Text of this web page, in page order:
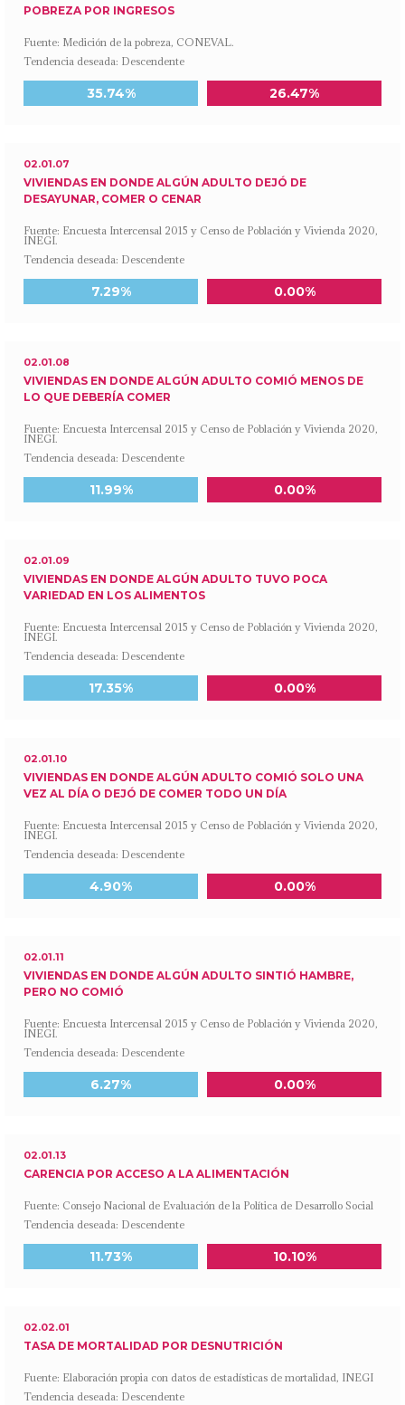
POBREZA POR INGRESOS
Fuente: Medición de la pobreza, CONEVAL.
Tendencia deseada: Descendente
35.74% Meta a 2030
26.47%
02.01.07
VIVIENDAS EN DONDE ALGÚN ADULTO DEJÓ DE
DESAYUNAR, COMER O CENAR
Fuente: Encuesta Intercensal 2015 y Censo de Población y Vivienda 2020,
INEGI.
Tendencia deseada: Descendente
7.29% Meta a 2030
0.00%
02.01.08
VIVIENDAS EN DONDE ALGÚN ADULTO COMIÓ MENOS DE
LO QUE DEBERÍA COMER
Fuente: Encuesta Intercensal 2015 y Censo de Población y Vivienda 2020,
INEGI.
Tendencia deseada: Descendente
11.99% Meta a 2030
0.00%
02.01.09
VIVIENDAS EN DONDE ALGÚN ADULTO TUVO POCA
VARIEDAD EN LOS ALIMENTOS
Fuente: Encuesta Intercensal 2015 y Censo de Población y Vivienda 2020,
INEGI.
Tendencia deseada: Descendente
17.35% Meta a 2030
0.00%
02.01.10
VIVIENDAS EN DONDE ALGÚN ADULTO COMIÓ SOLO UNA
VEZ AL DÍA O DEJÓ DE COMER TODO UN DÍA
Fuente: Encuesta Intercensal 2015 y Censo de Población y Vivienda 2020,
INEGI.
Tendencia deseada: Descendente
4.90% Meta a 2030
0.00%
02.01.11
VIVIENDAS EN DONDE ALGÚN ADULTO SINTIÓ HAMBRE,
PERO NO COMIÓ
Fuente: Encuesta Intercensal 2015 y Censo de Población y Vivienda 2020,
INEGI.
Tendencia deseada: Descendente
6.27% Meta a 2030
0.00%
02.01.13
CARENCIA POR ACCESO A LA ALIMENTACIÓN
Fuente: Consejo Nacional de Evaluación de la Política de Desarrollo Social
Tendencia deseada: Descendente
11.73% Meta a 2030
10.10%
02.02.01
TASA DE MORTALIDAD POR DESNUTRICIÓN
Fuente: Elaboración propia con datos de estadísticas de mortalidad, INEGI
Tendencia deseada: Descendente